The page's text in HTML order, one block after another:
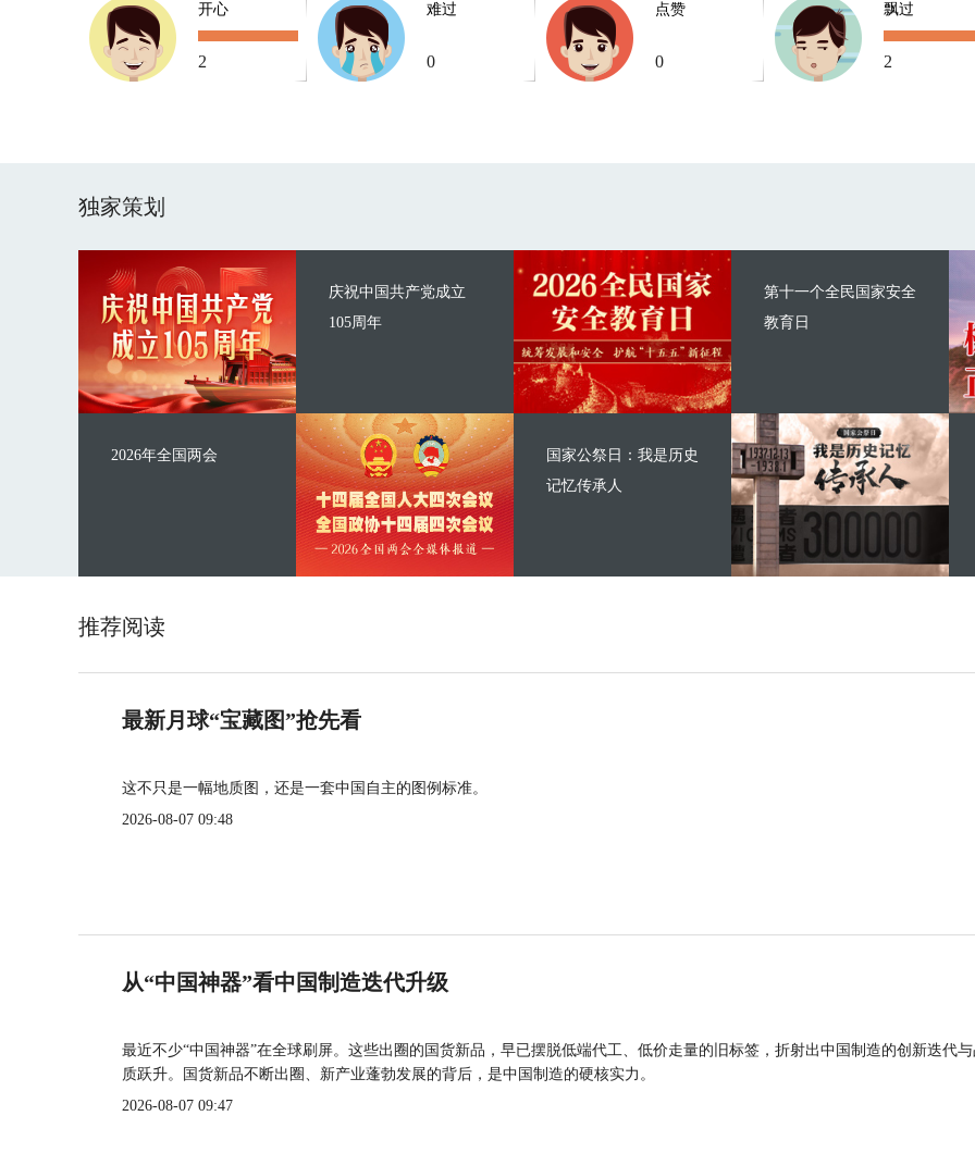
开心
2
难过
0
点赞
0
飘过
2
独家策划
庆祝中国共产党成立
105周年
2026年全国两会
第十一个全民国家安全
教育日
国家公祭日：我是历史
记忆传承人
推荐阅读
最新月球“宝藏图”抢先看
这不只是一幅地质图，还是一套中国自主的图例标准。
2026-08-07 09:48
从“中国神器”看中国制造迭代升级
最近不少“中国神器”在全球刷屏。这些出圈的国货新品，早已摆脱低端代工、低价走量的旧标签，折射出中国制造的创新迭代
质跃升。国货新品不断出圈、新产业蓬勃发展的背后，是中国制造的硬核实力。
2026-08-07 09:47